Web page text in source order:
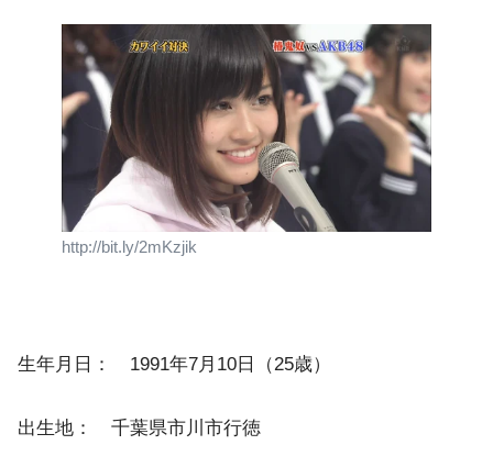
http://bit.ly/2mKzjik
生年月日： 1991年7月10日（25歳）
出生地： 千葉県市川市行徳